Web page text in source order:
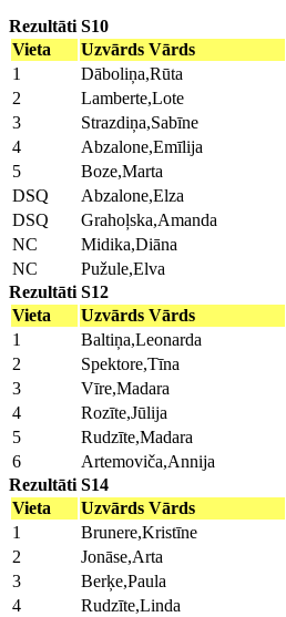
Rezultāti S10
Vieta
Uzvārds Vārds
1
Dāboliņa,Rūta
2
Lamberte,Lote
3
Strazdiņa,Sabīne
4
Abzalone,Emīlija
5
Boze,Marta
DSQ
Abzalone,Elza
DSQ
Grahoļska,Amanda
NC
Midika,Diāna
NC
Pužule,Elva
Rezultāti S12
Vieta
Uzvārds Vārds
1
Baltiņa,Leonarda
2
Spektore,Tīna
3
Vīre,Madara
4
Rozīte,Jūlija
5
Rudzīte,Madara
6
Artemoviča,Annija
Rezultāti S14
Vieta
Uzvārds Vārds
1
Brunere,Kristīne
2
Jonāse,Arta
3
Berķe,Paula
4
Rudzīte,Linda